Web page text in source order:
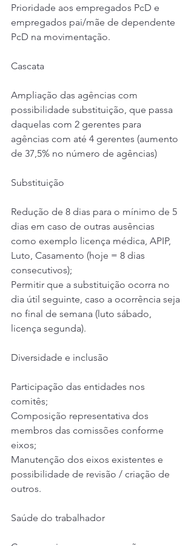
Prioridade aos empregados PcD e
empregados pai/mãe de dependente
PcD na movimentação.
Cascata
Ampliação das agências com
possibilidade substituição, que passa
daquelas com 2 gerentes para
agências com até 4 gerentes (aumento
de 37,5% no número de agências)
Substituição
Redução de 8 dias para o mínimo de 5
dias em caso de outras ausências
como exemplo licença médica, APIP,
Luto, Casamento (hoje = 8 dias
consecutivos);
Permitir que a substituição ocorra no
dia útil seguinte, caso a ocorrência seja
no final de semana (luto sábado,
licença segunda).
Diversidade e inclusão
Participação das entidades nos
comitês;
Composição representativa dos
membros das comissões conforme
eixos;
Manutenção dos eixos existentes e
possibilidade de revisão / criação de
outros.
Saúde do trabalhador